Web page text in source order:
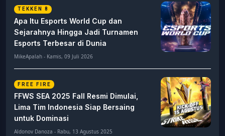
TEKKEN 8
Apa Itu Esports World Cup dan
Sejarahnya Hingga Jadi Turnamen
Esports Terbesar di Dunia
MikeApalah - Kamis, 09 Juli 2026
FREE FIRE
FFWS SEA 2025 Fall Resmi Dimulai,
Lima Tim Indonesia Siap Bersaing
untuk Dominasi
Aldonov Danoza - Rabu, 13 Agustus 2025